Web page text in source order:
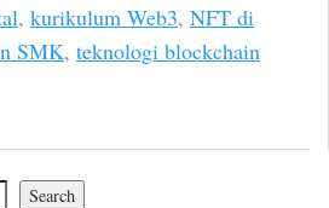
, kurikulum Web3, NFT di
SMK, teknologi blockchain
Search